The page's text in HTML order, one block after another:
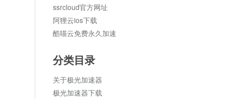
ssrcloud官方网址
阿狸云ios下载
酷喵云免费永久加速
分类目录
关于极光加速器
极光加速器下载